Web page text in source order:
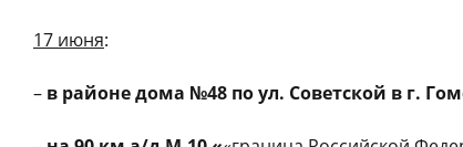
17 июня:
– в районе дома №48 по ул. Советской в г.